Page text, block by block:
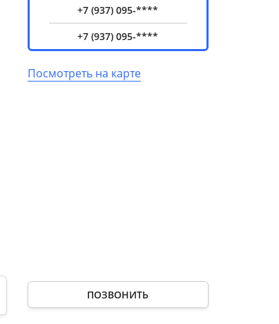
+7 (937) 095-****
+7 (937) 095-****
Посмотреть на карте
ПОЗВОНИТЬ